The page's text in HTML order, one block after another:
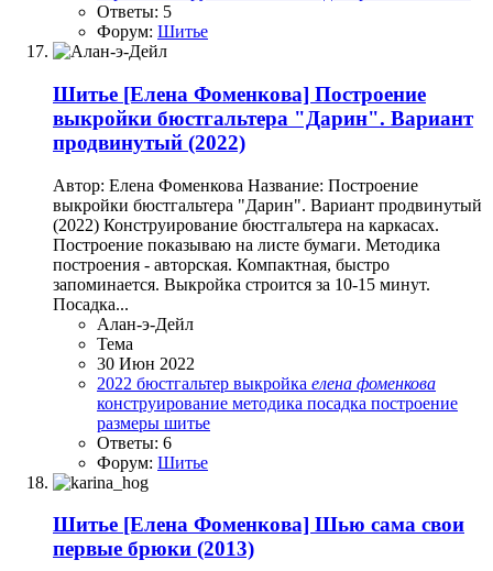
Ответы: 5
Форум: Шитье
Шитье [Елена Фоменкова] Построение
выкройки бюстгальтера "Дарин". Вариант
продвинутый (2022)
Автор: Елена Фоменкова Название: Построение
выкройки бюстгальтера "Дарин". Вариант продвинутый
(2022) Конструирование бюстгальтера на каркасах.
Построение показываю на листе бумаги. Методика
построения - авторская. Компактная, быстро
запоминается. Выкройка строится за 10-15 минут.
Посадка...
Алан-э-Дейл
Тема
30 Июн 2022
2022 бюстгальтер выкройка елена фоменкова
конструирование методика посадка построение
размеры шитье
Ответы: 6
Форум: Шитье
Шитье [Елена Фоменкова] Шью сама свои
первые брюки (2013)